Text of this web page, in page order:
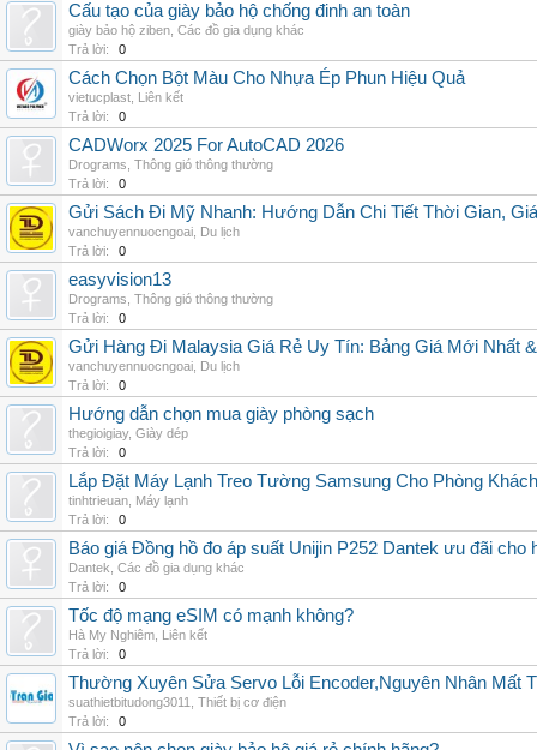
Cấu tạo của giày bảo hộ chống đinh an toàn
giày bảo hộ ziben Các đồ gia dụng khác
Trả lời:
0
Cách Chọn Bột Màu Cho Nhựa Ép Phun Hiệu Quả
vietucplast Liên kết
Trả lời:
0
CADWorx 2025 For AutoCAD 2026
Drograms Thông gió thông thường
Trả lời:
0
Gửi Sách Đi Mỹ Nhanh: Hướng Dẫn Chi Tiết Thời Gian,
vanchuyennuocngoai Du lịch
Trả lời:
0
easyvision13
Drograms Thông gió thông thường
Trả lời:
0
Gửi Hàng Đi Malaysia Giá Rẻ Uy Tín: Bảng Giá Mới Nhất
vanchuyennuocngoai Du lịch
Trả lời:
0
Hướng dẫn chọn mua giày phòng sạch
thegioigiay, Giày dép
Trả lời:
0
Lắp Đặt Máy Lạnh Treo Tường Samsung Cho Phòng Khách
tinhtrieuan Máy lạnh
Trả lời:
0
Báo giá Đồng hồ đo áp suất Unijin P252 Dantek ưu đãi cho
Dantek Các đồ gia dụng khác
Trả lời:
0
Tốc độ mạng eSIM có mạnh không?
Hà My Nghiêm Liên kết
Trả lời:
0
Thường Xuyên Sửa Servo Lỗi Encoder,Nguyên Nhân Mất
suathietbitudong3011
Thiết bị cơ điện
Trả lời:
0